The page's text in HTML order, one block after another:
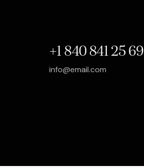
+1 840 841 25 69
info@email.com